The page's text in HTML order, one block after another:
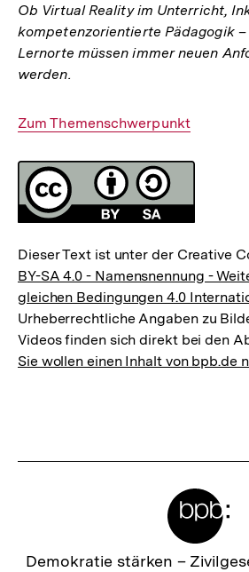
Ob Virtual Reality im Unterricht,
kompetenzorientierte Pädagogik
Lernorte müssen immer neuen
werden.
Interner
Zum Themenschwerpunkt
Fussnoten
Lizenz
Dieser Text ist unter der Creative
BY-SA 4.0 - Namensnennung -
gleichen Bedingungen 4.0
Urheberrechtliche Angaben zu
Videos finden sich direkt bei den
Sie wollen einen Inhalt von bpb.de
Zur
Demokratie stärken –